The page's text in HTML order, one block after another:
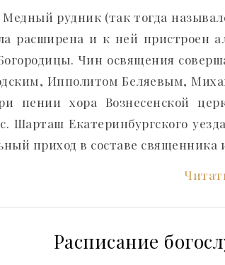
рудник (так тогда
расширена и к ней пристроен
Чин освящения
Ипполитом Беляевым,
пении хора Вознесенской
Шарташ Екатеринбургского
приход в составе
Расписание